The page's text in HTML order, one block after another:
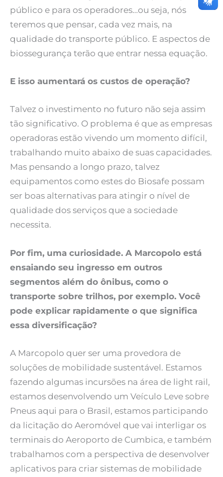
público e para os operadores…ou seja, nós
teremos que pensar, cada vez mais, na
qualidade do transporte público. E aspectos de
biossegurança terão que entrar nessa equação.
E isso aumentará os custos de operação?
Talvez o investimento no futuro não seja assim
tão significativo. O problema é que as empresas
operadoras estão vivendo um momento difícil,
trabalhando muito abaixo de suas capacidades.
Mas pensando a longo prazo, talvez
equipamentos como estes do Biosafe possam
ser boas alternativas para atingir o nível de
qualidade dos serviços que a sociedade
necessita.
Por fim, uma curiosidade. A Marcopolo está
ensaiando seu ingresso em outros
segmentos além do ônibus, como o
transporte sobre trilhos, por exemplo. Você
pode explicar rapidamente o que significa
essa diversificação?
A Marcopolo quer ser uma provedora de
soluções de mobilidade sustentável. Estamos
fazendo algumas incursões na área de light rail,
estamos desenvolvendo um Veículo Leve sobre
Pneus aqui para o Brasil, estamos participando
da licitação do Aeromóvel que vai interligar os
terminais do Aeroporto de Cumbica, e também
trabalhamos com a perspectiva de desenvolver
aplicativos para criar sistemas de mobilidade